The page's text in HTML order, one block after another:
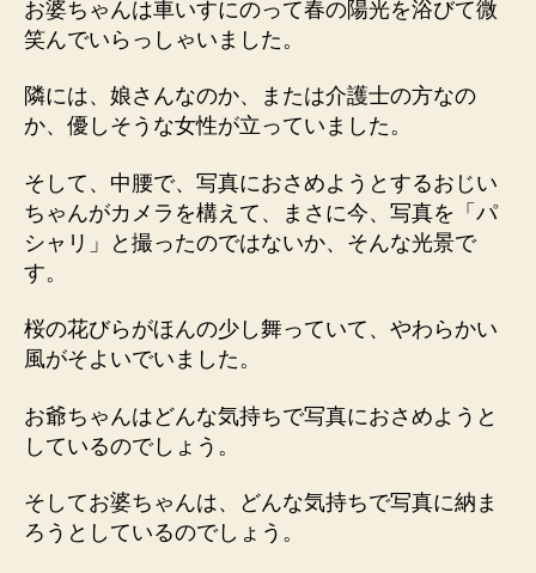
お婆ちゃんは車いすにのって春の陽光を浴びて微
笑んでいらっしゃいました。
隣には、娘さんなのか、または介護士の方なの
か、優しそうな女性が立っていました。
そして、中腰で、写真におさめようとするおじい
ちゃんがカメラを構えて、まさに今、写真を「パ
シャリ」と撮ったのではないか、そんな光景で
す。
桜の花びらがほんの少し舞っていて、やわらかい
風がそよいでいました。
お爺ちゃんはどんな気持ちで写真におさめようと
しているのでしょう。
そしてお婆ちゃんは、どんな気持ちで写真に納ま
ろうとしているのでしょう。